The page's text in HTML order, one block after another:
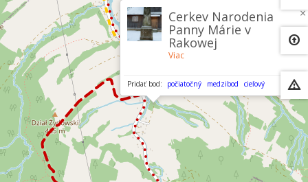
×
Cerkev Narodenia
Panny Márie v
Rakowej
Viac
Pridať bod: počiatočný medzibod cieľový